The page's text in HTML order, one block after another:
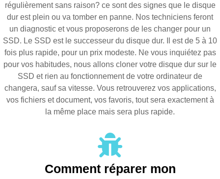
régulièrement sans raison? ce sont des signes que le disque
dur est plein ou va tomber en panne. Nos techniciens feront
un diagnostic et vous proposerons de les changer pour un
SSD. Le SSD est le successeur du disque dur. Il est de 5 à 10
fois plus rapide, pour un prix modeste. Ne vous inquiétez pas
pour vos habitudes, nous allons cloner votre disque dur sur le
SSD et rien au fonctionnement de votre ordinateur de
changera, sauf sa vitesse. Vous retrouverez vos applications,
vos fichiers et document, vos favoris, tout sera exactement à
la même place mais sera plus rapide.
Comment réparer mon